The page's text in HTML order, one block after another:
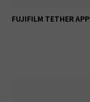
FUJIFILM TETHER APP